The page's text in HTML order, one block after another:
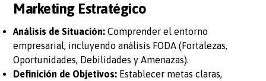
Marketing Estratégico
Análisis de Situación: Comprender el entorno
empresarial, incluyendo análisis FODA (Fortalezas,
Oportunidades, Debilidades y Amenazas).
Definición de Objetivos: Establecer metas claras,